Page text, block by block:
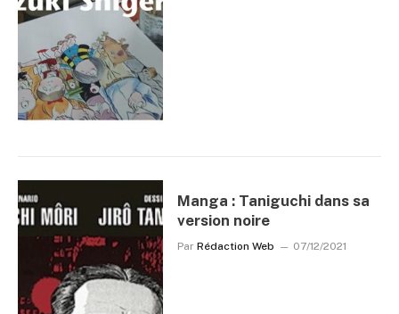
Manga : Taniguchi dans sa
version noire
Par Rédaction Web 07/12/2021